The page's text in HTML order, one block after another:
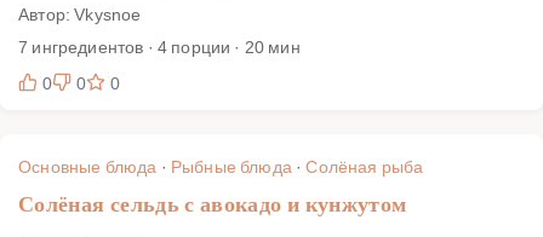
Автор: Vkysnoe
7 ингредиентов · 4 порции · 20 мин
0
0 0
Основные блюда · Рыбные блюда·Солёная рыба
Солёная сельдь с авокадо и кунжутом